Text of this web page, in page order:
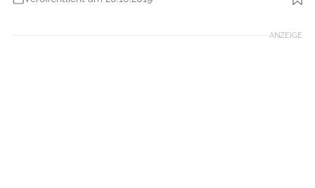
Foto: www.smg.bz.it
ANZEIGE